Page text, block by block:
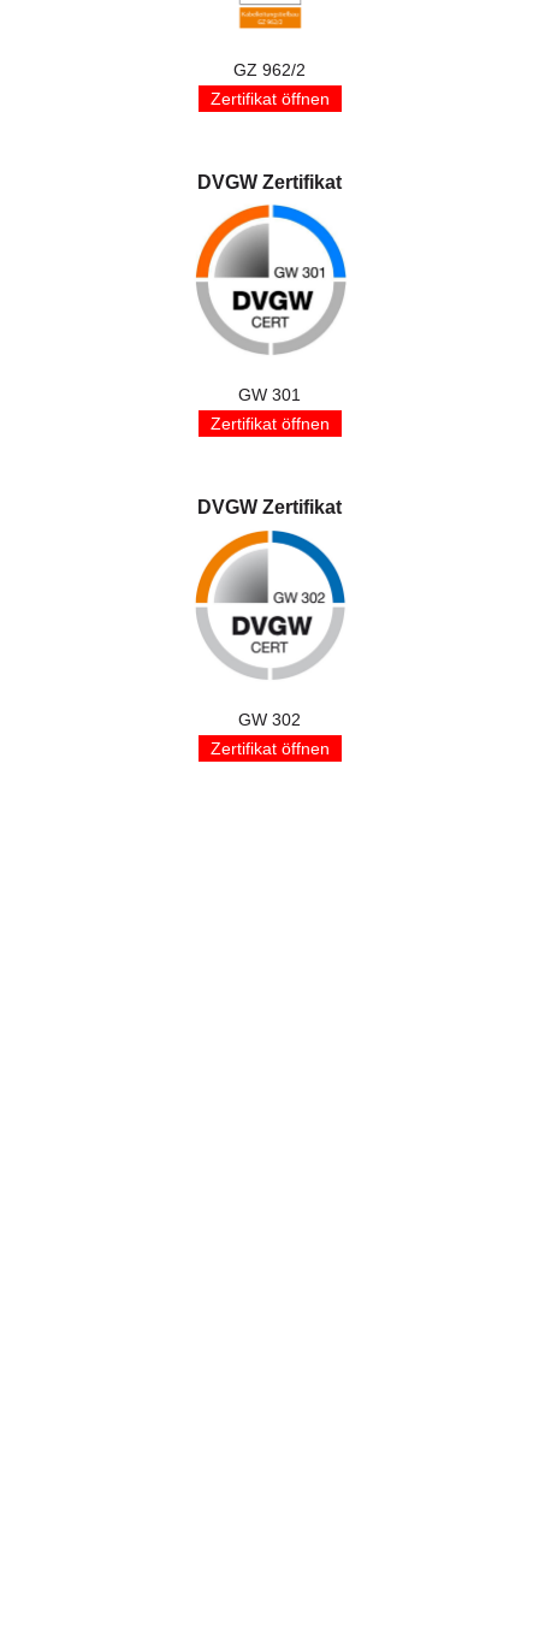
GZ 962/2
Zertifikat öffnen
DVGW Zertifikat
GW 301
Zertifikat öffnen
DVGW Zertifikat
GW 302
Zertifikat öffnen